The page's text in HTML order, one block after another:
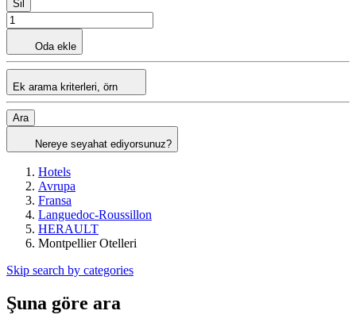
Sil
Oda ekle
Ek arama kriterleri, örn
Ara
Nereye seyahat ediyorsunuz?
Hotels
Avrupa
Fransa
Languedoc-Roussillon
HERAULT
Montpellier Otelleri
Skip search by categories
Şuna göre ara